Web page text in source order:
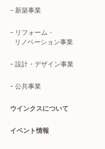
新築事業
リフォーム・
リノベーション事業
設計・デザイン事業
公共事業
ウインクスについて
イベント情報